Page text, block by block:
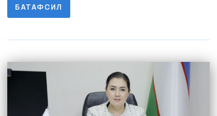
ташкилий-ҳуқуқий базани мустаҳкамлаш,
халқаро стандартларни миллий қонунчиликка
ишлар амалга оширилди.
БАТАФСИЛ